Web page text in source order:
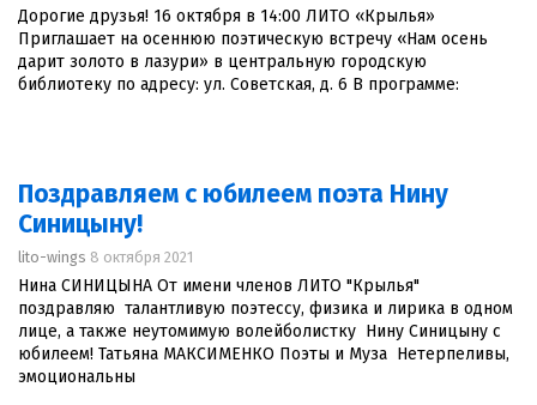
Дорогие друзья! 16 октября в 14:00 ЛИТО «Крылья»
Приглашает на осеннюю поэтическую встречу «Нам осень
дарит золото в лазури» в центральную городскую
библиотеку по адресу: ул. Советская, д. 6 В программе:
Поздравляем с юбилеем поэта Нину
Синицыну!
lito-wings 8 октября 2021
Нина СИНИЦЫНА От имени членов ЛИТО "Крылья"
поздравляю талантливую поэтессу, физика и лирика в одном
лице, а также неутомимую волейболистку Нину Синицыну с
юбилеем! Татьяна МАКСИМЕНКО Поэты и Муза Нетерпеливы,
эмоциональны